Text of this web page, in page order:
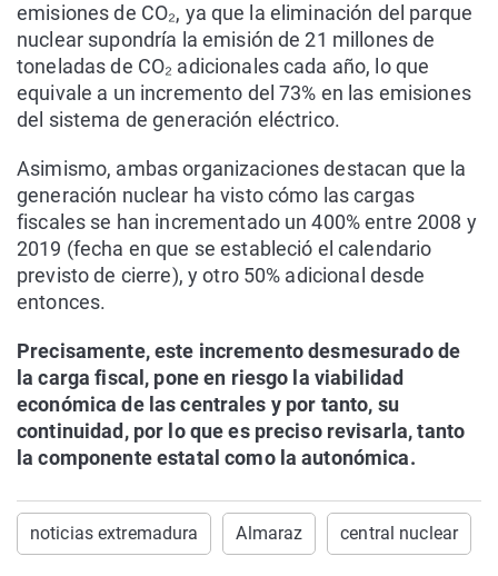
emisiones de CO₂, ya que la eliminación del parque
nuclear supondría la emisión de 21 millones de
toneladas de CO₂ adicionales cada año, lo que
equivale a un incremento del 73% en las emisiones
del sistema de generación eléctrico.
Asimismo, ambas organizaciones destacan que la
generación nuclear ha visto cómo las cargas
fiscales se han incrementado un 400% entre 2008 y
2019 (fecha en que se estableció el calendario
previsto de cierre), y otro 50% adicional desde
entonces.
Precisamente, este incremento desmesurado de
la carga fiscal, pone en riesgo la viabilidad
económica de las centrales y por tanto, su
continuidad, por lo que es preciso revisarla, tanto
la componente estatal como la autonómica.
noticias extremadura Almaraz central nuclear